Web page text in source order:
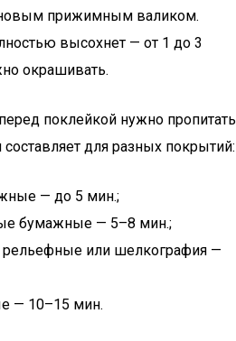
прижимным валиком.
высохнет — от 1 до 3
окрашивать.
поклейкой нужно пропитать
для разных покрытий:
— до 5 мин.;
бумажные — 5–8 мин.;
рельефные или шелкография —
— 10–15 мин.